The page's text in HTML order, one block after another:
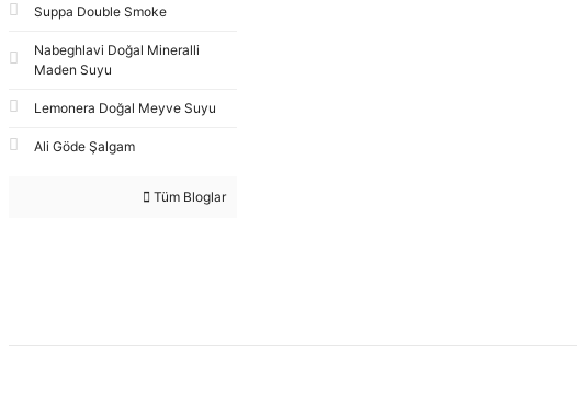
Suppa Double Smoke
Nabeghlavi Doğal Mineralli
Maden Suyu
Lemonera Doğal Meyve Suyu
Ali Göde Şalgam
Tüm Bloglar